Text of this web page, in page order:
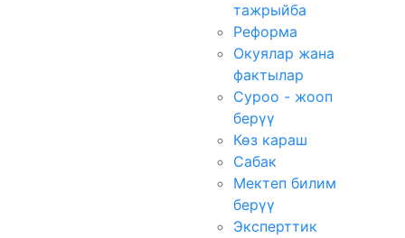
тажрыйба
Реформа
Окуялар жана
фактылар
Суроо - жооп
берүү
Көз караш
Сабак
Мектеп билим
берүү
Эксперттик